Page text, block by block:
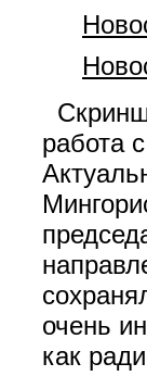
работа
очень
как